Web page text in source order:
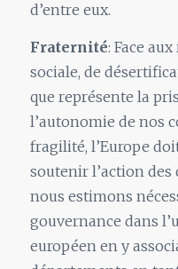
d’entre eux.
Fraternité: Face
sociale, de
que représente la
l’autonomie de nos
fragilité, l’Europe
soutenir l’action des
nous estimons
gouvernance dans
européen en y